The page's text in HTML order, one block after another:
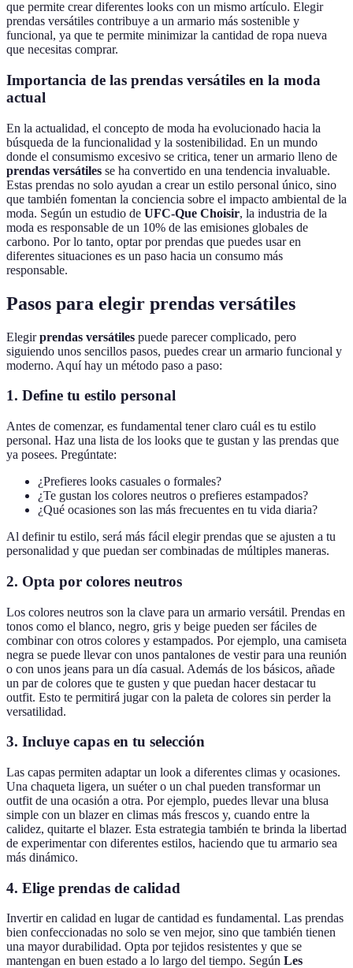
que permite crear diferentes looks con un mismo artículo. Elegir
prendas versátiles contribuye a un armario más sostenible y
funcional, ya que te permite minimizar la cantidad de ropa nueva
que necesitas comprar.
Importancia de las prendas versátiles en la moda
actual
En la actualidad, el concepto de moda ha evolucionado hacia la
búsqueda de la funcionalidad y la sostenibilidad. En un mundo
donde el consumismo excesivo se critica, tener un armario lleno de
prendas versátiles se ha convertido en una tendencia invaluable.
Estas prendas no solo ayudan a crear un estilo personal único, sino
que también fomentan la conciencia sobre el impacto ambiental de la
moda. Según un estudio de UFC-Que Choisir, la industria de la
moda es responsable de un 10% de las emisiones globales de
carbono. Por lo tanto, optar por prendas que puedes usar en
diferentes situaciones es un paso hacia un consumo más
responsable.
Pasos para elegir prendas versátiles
Elegirprendas versátiles puede parecer complicado, pero
siguiendo unos sencillos pasos, puedes crear un armario funcional y
moderno. Aquí hay un método paso a paso:
1. Define tu estilo personal
Antes de comenzar, es fundamental tener claro cuál es tu estilo
personal. Haz una lista de los looks que te gustan y las prendas que
ya posees. Pregúntate:
¿Prefieres looks casuales o formales?
¿Te gustan los colores neutros o prefieres estampados?
¿Qué ocasiones son las más frecuentes en tu vida diaria?
Al definir tu estilo, será más fácil elegir prendas que se ajusten a tu
personalidad y que puedan ser combinadas de múltiples maneras.
2. Opta por colores neutros
Los colores neutros son la clave para un armario versátil. Prendas en
tonos como el blanco, negro, gris y beige pueden ser fáciles de
combinar con otros colores y estampados. Por ejemplo, una camiseta
negra se puede llevar con unos pantalones de vestir para una reunión
o con unos jeans para un día casual. Además de los básicos, añade
un par de colores que te gusten y que puedan hacer destacar tu
outfit. Esto te permitirá jugar con la paleta de colores sin perder la
versatilidad.
3. Incluye capas en tu selección
Las capas permiten adaptar un look a diferentes climas y ocasiones.
Una chaqueta ligera, un suéter o un chal pueden transformar un
outfit de una ocasión a otra. Por ejemplo, puedes llevar una blusa
simple con un blazer en climas más frescos y, cuando entre la
calidez, quitarte el blazer. Esta estrategia también te brinda la libertad
de experimentar con diferentes estilos, haciendo que tu armario sea
más dinámico.
4. Elige prendas de calidad
Invertir en calidad en lugar de cantidad es fundamental. Las prendas
bien confeccionadas no solo se ven mejor, sino que también tienen
una mayor durabilidad. Opta por tejidos resistentes y que se
mantengan en buen estado a lo largo del tiempo. Según Les